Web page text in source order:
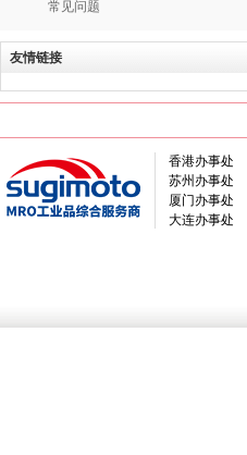
常见问题
友情链接
香港办事处
苏州办事处
厦门办事处
大连办事处